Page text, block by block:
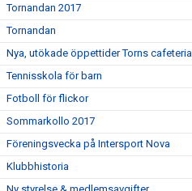
Tornandan 2017
Tornandan
Nya, utökade öppettider Torns cafeteria
Tennisskola för barn
Fotboll för flickor
Sommarkollo 2017
Föreningsvecka på Intersport Nova
Klubbhistoria